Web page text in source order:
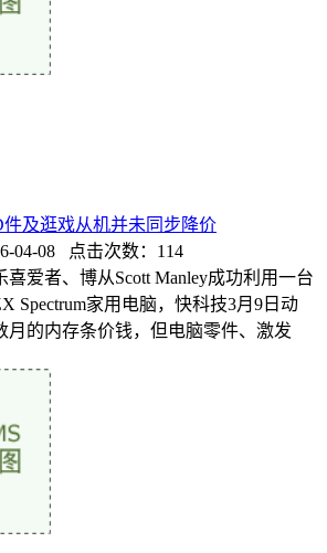
及逛戏从机并未同步降价
04-08 点击次数：114
喜爱者、博从Scott Manley成功利用一台
Spectrum家用电脑，快科技3月9日动
月的内存条价钱，但电脑零件、激发